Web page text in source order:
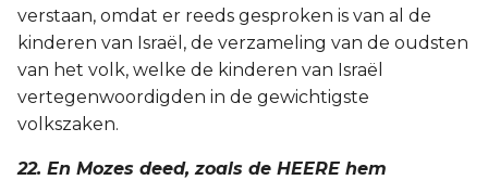
verstaan, omdat er reeds gesproken is van al de
kinderen van Israël, de verzameling van de oudsten
van het volk, welke de kinderen van Israël
vertegenwoordigden in de gewichtigste
volkszaken.
22. En Mozes deed, zoals de HEERE hem